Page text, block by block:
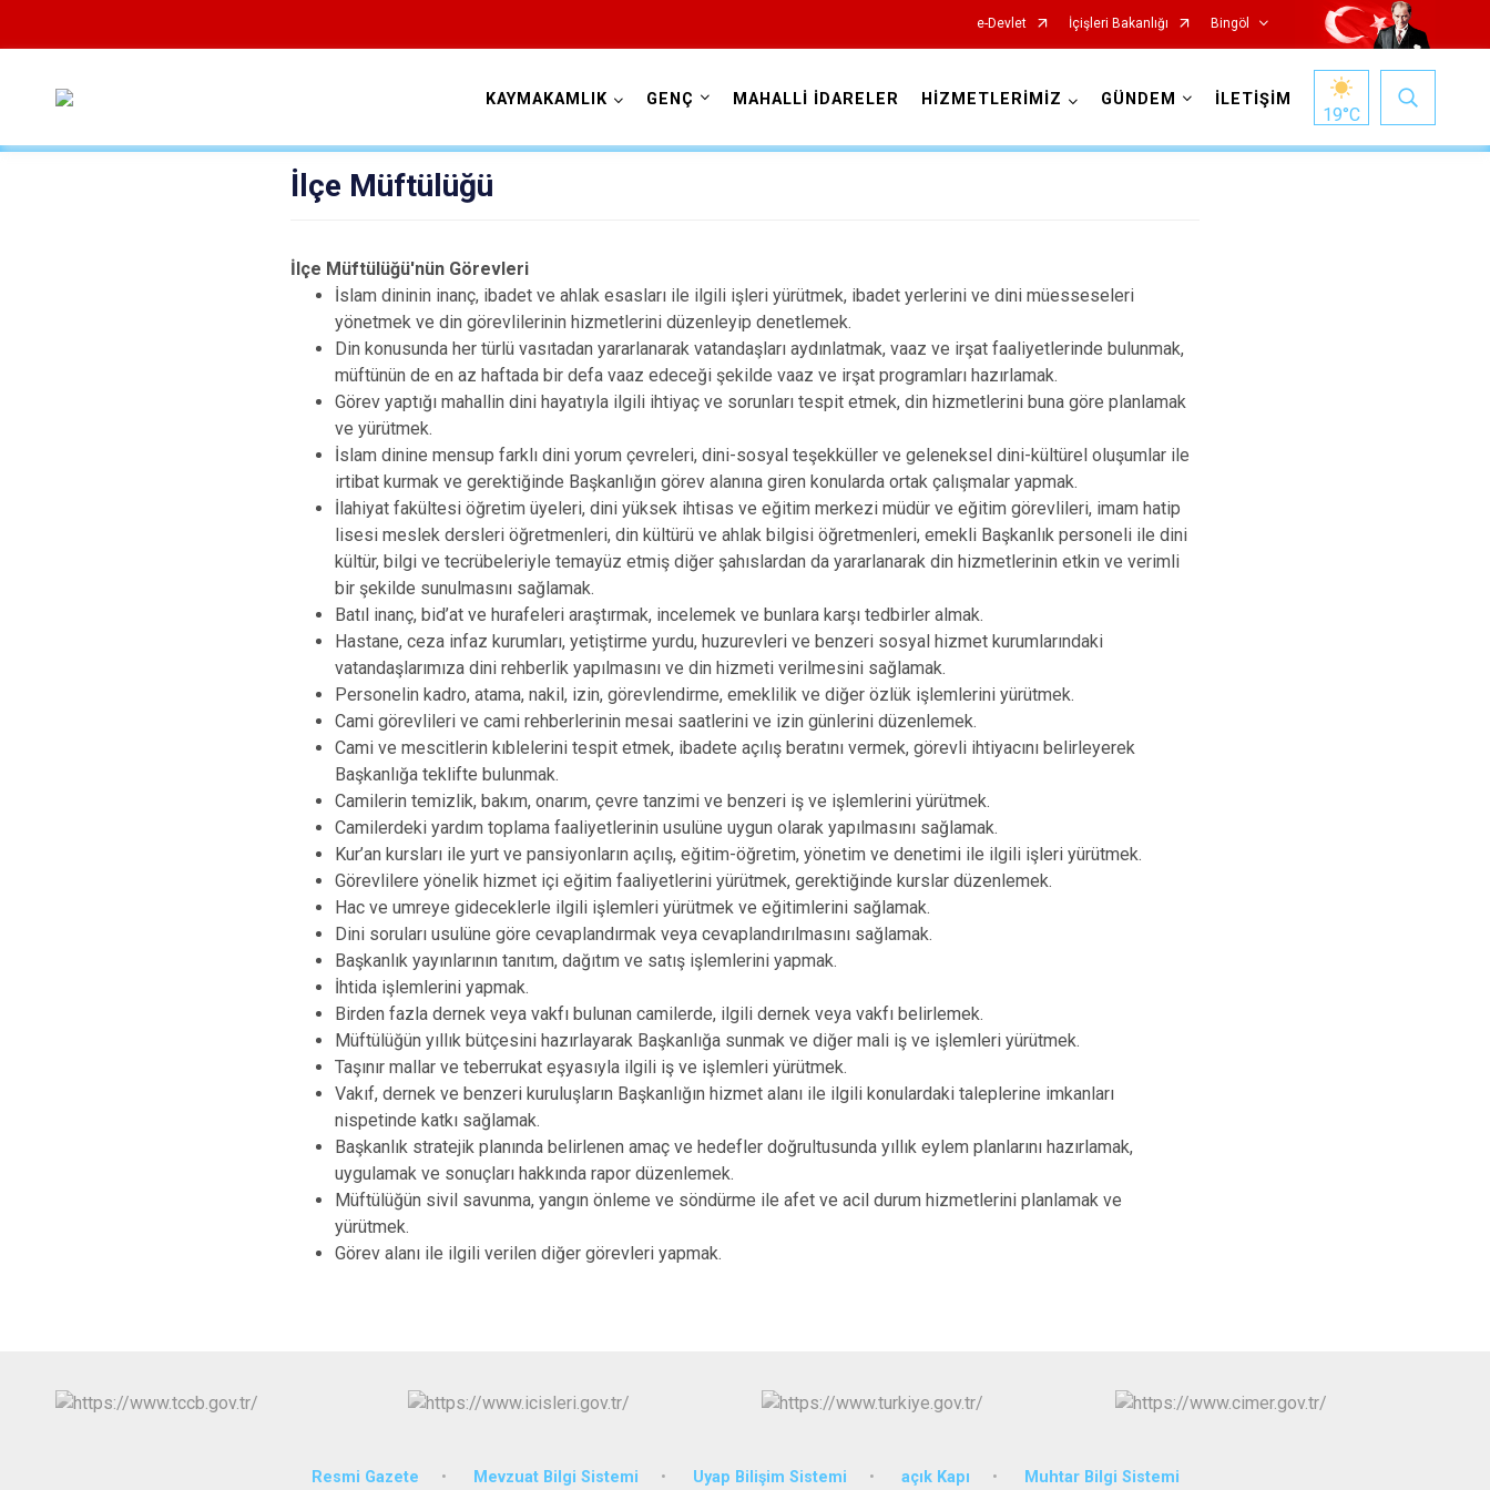
e-Devlet İçişleri Bakanlığı Bingöl
Adaklı
Genç
Kiğı
Solhan
Yayladere
Yedisu
KAYMAKAMLIK GENÇ MAHALLİ İDARELER HİZMETLERİMİZ GÜNDEM İLETİŞİM
19°C
İlçe Müftülüğü
İlçe Müftülüğü'nün Görevleri
İslam dininin inanç, ibadet ve ahlak esasları ile ilgili işleri yürütmek, ibadet yerlerini ve dini müesseseleri
yönetmek ve din görevlilerinin hizmetlerini düzenleyip denetlemek.
Din konusunda her türlü vasıtadan yararlanarak vatandaşları aydınlatmak, vaaz ve irşat faaliyetlerinde bulunmak,
müftünün de en az haftada bir defa vaaz edeceği şekilde vaaz ve irşat programları hazırlamak.
Görev yaptığı mahallin dini hayatıyla ilgili ihtiyaç ve sorunları tespit etmek, din hizmetlerini buna göre planlamak
ve yürütmek.
İslam dinine mensup farklı dini yorum çevreleri, dini-sosyal teşekküller ve geleneksel dini-kültürel oluşumlar ile
irtibat kurmak ve gerektiğinde Başkanlığın görev alanına giren konularda ortak çalışmalar yapmak.
İlahiyat fakültesi öğretim üyeleri, dini yüksek ihtisas ve eğitim merkezi müdür ve eğitim görevlileri, imam hatip
lisesi meslek dersleri öğretmenleri, din kültürü ve ahlak bilgisi öğretmenleri, emekli Başkanlık personeli ile dini
kültür, bilgi ve tecrübeleriyle temayüz etmiş diğer şahıslardan da yararlanarak din hizmetlerinin etkin ve verimli
bir şekilde sunulmasını sağlamak.
Batıl inanç, bid’at ve hurafeleri araştırmak, incelemek ve bunlara karşı tedbirler almak.
Hastane, ceza infaz kurumları, yetiştirme yurdu, huzurevleri ve benzeri sosyal hizmet kurumlarındaki
vatandaşlarımıza dini rehberlik yapılmasını ve din hizmeti verilmesini sağlamak.
Personelin kadro, atama, nakil, izin, görevlendirme, emeklilik ve diğer özlük işlemlerini yürütmek.
Cami görevlileri ve cami rehberlerinin mesai saatlerini ve izin günlerini düzenlemek.
Cami ve mescitlerin kıblelerini tespit etmek, ibadete açılış beratını vermek, görevli ihtiyacını belirleyerek
Başkanlığa teklifte bulunmak.
Camilerin temizlik, bakım, onarım, çevre tanzimi ve benzeri iş ve işlemlerini yürütmek.
Camilerdeki yardım toplama faaliyetlerinin usulüne uygun olarak yapılmasını sağlamak.
Kur’an kursları ile yurt ve pansiyonların açılış, eğitim-öğretim, yönetim ve denetimi ile ilgili işleri yürütmek.
Görevlilere yönelik hizmet içi eğitim faaliyetlerini yürütmek, gerektiğinde kurslar düzenlemek.
Hac ve umreye gideceklerle ilgili işlemleri yürütmek ve eğitimlerini sağlamak.
Dini soruları usulüne göre cevaplandırmak veya cevaplandırılmasını sağlamak.
Başkanlık yayınlarının tanıtım, dağıtım ve satış işlemlerini yapmak.
İhtida işlemlerini yapmak.
Birden fazla dernek veya vakfı bulunan camilerde, ilgili dernek veya vakfı belirlemek.
Müftülüğün yıllık bütçesini hazırlayarak Başkanlığa sunmak ve diğer mali iş ve işlemleri yürütmek.
Taşınır mallar ve teberrukat eşyasıyla ilgili iş ve işlemleri yürütmek.
Vakıf, dernek ve benzeri kuruluşların Başkanlığın hizmet alanı ile ilgili konulardaki taleplerine imkanları
nispetinde katkı sağlamak.
Başkanlık stratejik planında belirlenen amaç ve hedefler doğrultusunda yıllık eylem planlarını hazırlamak,
uygulamak ve sonuçları hakkında rapor düzenlemek.
Müftülüğün sivil savunma, yangın önleme ve söndürme ile afet ve acil durum hizmetlerini planlamak ve
yürütmek.
Görev alanı ile ilgili verilen diğer görevleri yapmak.
Resmi Gazete Mevzuat Bilgi Sistemi Uyap Bilişim Sistemi açık Kapı Muhtar Bilgi Sistemi